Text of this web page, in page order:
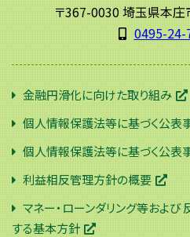
〒367-0030 埼玉県本
0495-24-
金融円滑化に向けた取り組み
個人情報保護法等に基づく公表
個人情報保護法等に基づく公表
利益相反管理方針の概要
マネー・ローンダリング等およ
する基本方針